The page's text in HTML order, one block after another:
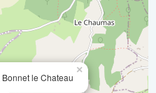
le Chateau
×